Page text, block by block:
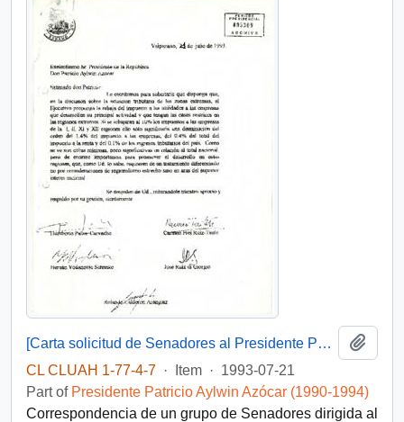
[Carta solicitud de Senadores al Presidente Patricio Aylwin]
CL CLUAH 1-77-4-7 · Item · 1993-07-21
Part of Presidente Patricio Aylwin Azócar (1990-1994)
Correspondencia de un grupo de Senadores dirigida al